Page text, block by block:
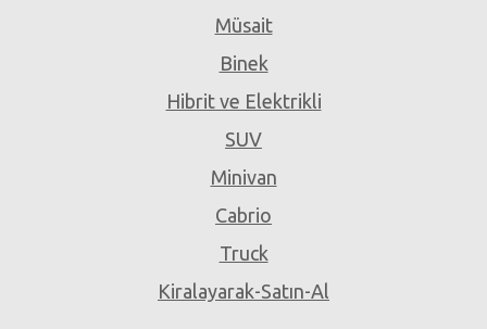
Müsait
Binek
Hibrit ve Elektrikli
SUV
Minivan
Cabrio
Truck
Kiralayarak-Satın-Al